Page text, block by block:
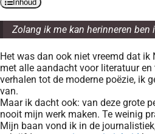
Inhoud
Zolang ik me kan herinneren ben
Het was dan ook niet vreemd dat ik
met alle aandacht voor literatuur
verhalen tot de moderne poëzie, ik
van.
Maar ik dacht ook: van deze grote
nooit mijn werk maken. Te weinig
Mijn baan vond ik in de